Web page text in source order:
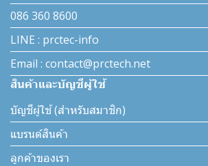
086 360 8600
LINE : prctec-info
Email : contact@prctech.net
สินค้าและบัญชีผู้ใช้
บัญชีผู้ใช้ (สำหรับสมาชิก)
แบรนด์สินค้า
ลูกค้าของเรา